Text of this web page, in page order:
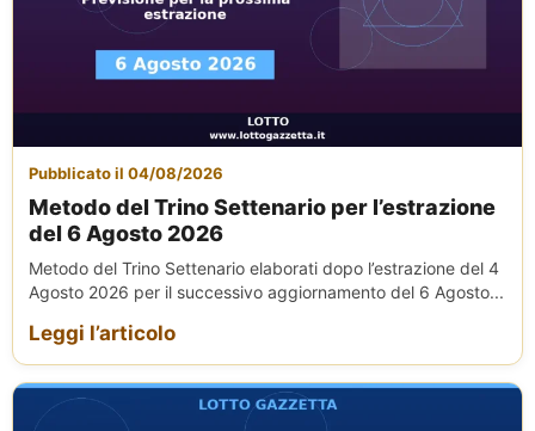
Pubblicato il 04/08/2026
Metodo del Trino Settenario per l’estrazione
del 6 Agosto 2026
Metodo del Trino Settenario elaborati dopo l’estrazione del 4
Agosto 2026 per il successivo aggiornamento del 6 Agosto...
Leggi l’articolo